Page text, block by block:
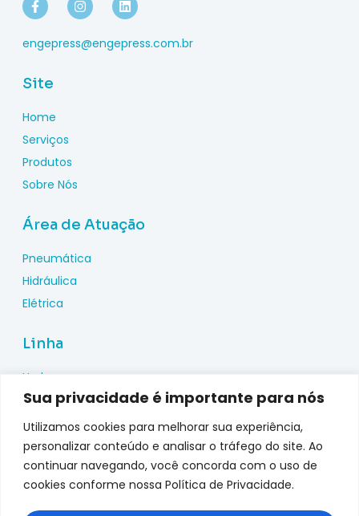
Sua privacidade é importante para nós
Utilizamos cookies para melhorar sua experiência,
personalizar conteúdo e analisar o tráfego do site. Ao
continuar navegando, você concorda com o uso de
cookies conforme nossa Política de Privacidade.
engepress@engepress.com.br
Site
Home
Serviços
Produtos
Sobre Nós
Área de Atuação
Pneumática
Hidráulica
Elétrica
Linha
Hydac
Wika
Pepperl Fuchs
Metal Work
Metalplan
Top Fusion
Genebre